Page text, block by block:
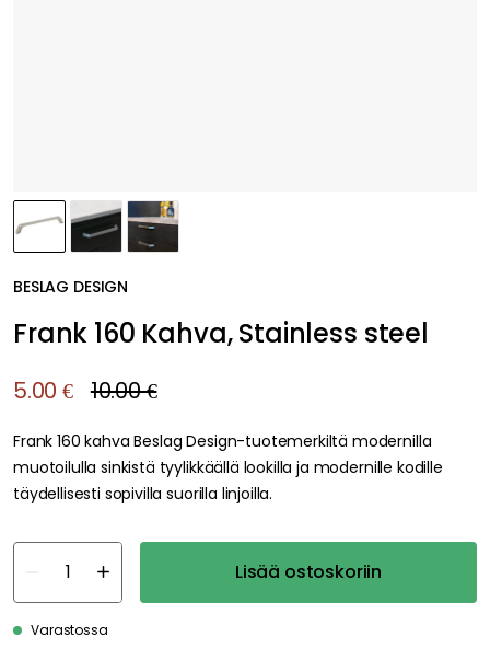
BESLAG DESIGN
Frank 160 Kahva, Stainless steel
5.00 € 10.00 €
Frank 160 kahva Beslag Design-tuotemerkiltä modernilla
muotoilulla sinkistä tyylikkäällä lookilla ja modernille kodille
täydellisesti sopivilla suorilla linjoilla.
Lisää ostoskoriin
Varastossa